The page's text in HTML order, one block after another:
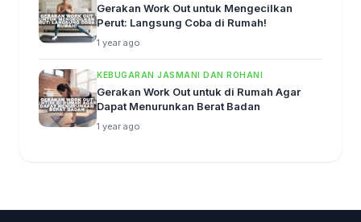
Gerakan Work Out untuk Mengecilkan
Perut: Langsung Coba di Rumah!
1 year ago
KEBUGARAN JASMANI DAN ROHANI
Gerakan Work Out untuk di Rumah Agar
Dapat Menurunkan Berat Badan
1 year ago